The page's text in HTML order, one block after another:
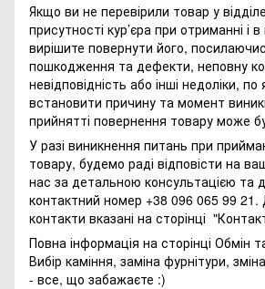
Якщо ви не перевірили товар у
присутності кур’єра при отриманні і
вирішите повернути його,
пошкодження та дефекти, неповну
невідповідність або інші недоліки,
встановити причину та момент
прийнятті повернення товару може
У разі виникнення питань при
товару, будемо раді відповісти на
нас за детальною консультацією та
контактний номер +38 096 065 99 21.
контакти вказані на сторінці
Повна інформація на сторінці Обмін
Вибір каміння, заміна фурнітури,
- все, що забажаєте :)